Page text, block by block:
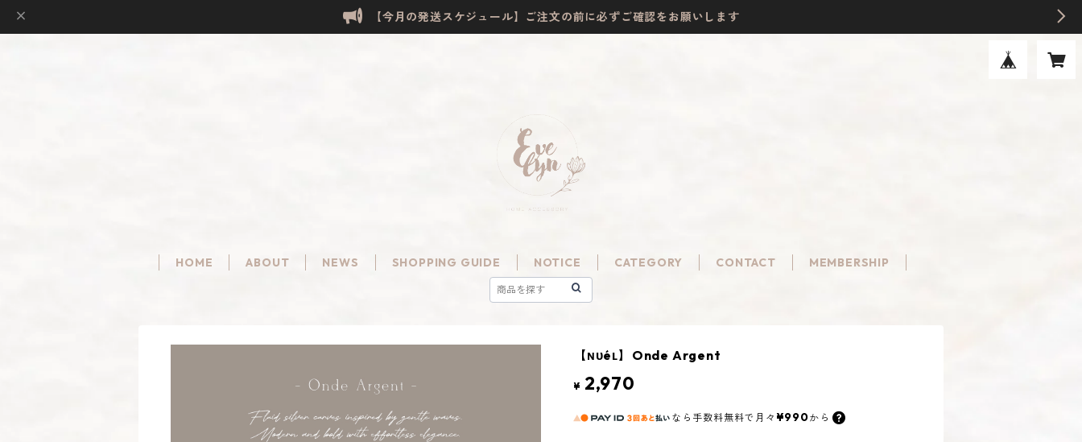
【今月の発送スケジュール】ご注文の前に必ずご確認をお願いします
HOME ABOUT NEWS SHOPPING GUIDE NOTICE CATEGORY CONTACT MEMBERSHIP
【ɴᴜéʟ】Onde Argent
¥ 2,970
なら 手数料無料で 月々 ¥990から